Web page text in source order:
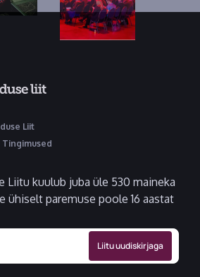
Liit
Tingimused
Liitu kuulub juba üle 530 maineka
ühiselt paremuse poole 16 aastat